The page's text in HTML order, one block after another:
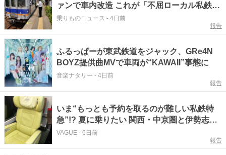
ァンで車内改造 これが「不屈ローカル私鉄」
の生きる道？
乗りものニュース - 4日前
報告
ふるっぱーが東武鉄道をジャック、GRe4N
BOYZ提供曲MVで車両が“KAWAII”事態に
音楽ナタリー - 4日前
報告
いま“もっとも予約を取るのが難しい私鉄特
急”!? 夏に乗りたい 関西・中京圏と伊勢志摩
を結ぶ、近鉄「プレミアム観光特急」の魅力
VAGUE - 6日前
報告